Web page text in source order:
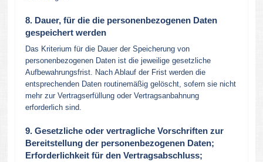
8. Dauer, für die die personenbezogenen Daten
gespeichert werden
Das Kriterium für die Dauer der Speicherung von
personenbezogenen Daten ist die jeweilige gesetzliche
Aufbewahrungsfrist. Nach Ablauf der Frist werden die
entsprechenden Daten routinemäßig gelöscht, sofern sie nicht
mehr zur Vertragserfüllung oder Vertragsanbahnung
erforderlich sind.
9. Gesetzliche oder vertragliche Vorschriften zur
Bereitstellung der personenbezogenen Daten;
Erforderlichkeit für den Vertragsabschluss;